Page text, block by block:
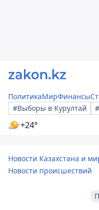
ПолитикаМирФинансы
#Выборы в Курултай
+24°
Новости Казахстана и
Новости происшествий